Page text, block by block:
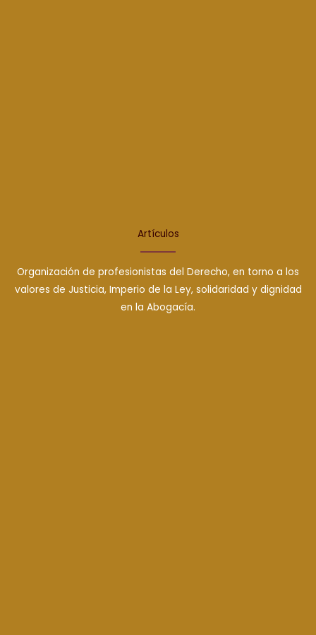
Artículos
Organización de profesionistas del Derecho, en torno a los
valores de Justicia, Imperio de la Ley, solidaridad y dignidad
en la Abogacía.